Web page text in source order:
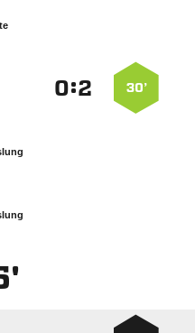
30’
: